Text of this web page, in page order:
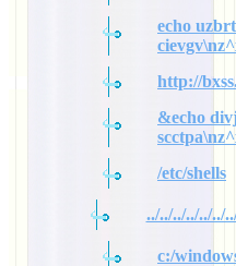
echo
http://
&echo
/etc/shells
../../../../../../
c:/